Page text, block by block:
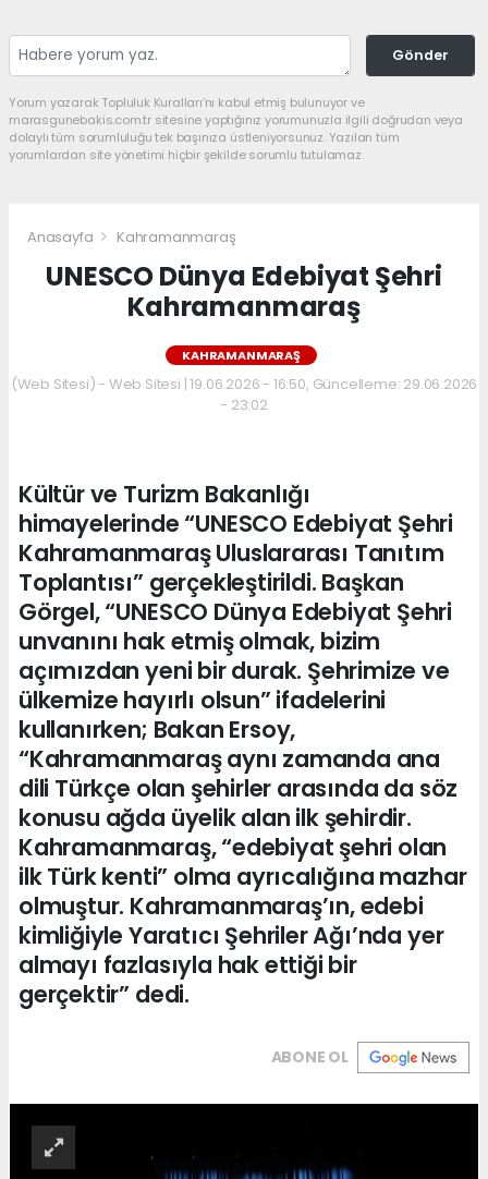
Gönder
Yorum yazarak Topluluk Kuralları’nı kabul etmiş bulunuyor ve
marasgunebakis.com.tr sitesine yaptığınız yorumunuzla ilgili doğrudan veya
dolaylı tüm sorumluluğu tek başınıza üstleniyorsunuz. Yazılan tüm
yorumlardan site yönetimi hiçbir şekilde sorumlu tutulamaz.
Anasayfa Kahramanmaraş
UNESCO Dünya Edebiyat Şehri
Kahramanmaraş
KAHRAMANMARAŞ
(Web Sitesi) - Web Sitesi | 19.06.2026 - 16:50, Güncelleme: 29.06.2026
- 23:02
Kültür ve Turizm Bakanlığı
himayelerinde “UNESCO Edebiyat Şehri
Kahramanmaraş Uluslararası Tanıtım
Toplantısı” gerçekleştirildi. Başkan
Görgel, “UNESCO Dünya Edebiyat Şehri
unvanını hak etmiş olmak, bizim
açımızdan yeni bir durak. Şehrimize ve
ülkemize hayırlı olsun” ifadelerini
kullanırken; Bakan Ersoy,
“Kahramanmaraş aynı zamanda ana
dili Türkçe olan şehirler arasında da söz
konusu ağda üyelik alan ilk şehirdir.
Kahramanmaraş, “edebiyat şehri olan
ilk Türk kenti” olma ayrıcalığına mazhar
olmuştur. Kahramanmaraş’ın, edebi
kimliğiyle Yaratıcı Şehriler Ağı’nda yer
almayı fazlasıyla hak ettiği bir
gerçektir” dedi.
ABONE OL